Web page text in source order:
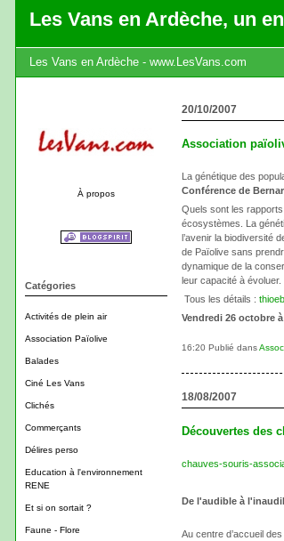
Les Vans en Ardèche, un
Les Vans en Ardèche - www.LesVans.com
À propos
Catégories
Activités de plein air
Association Païolive
Balades
Ciné Les Vans
Clichés
Commerçants
Délires perso
Education à l'environnement
RENE
Et si on sortait ?
Faune - Flore
20/10/2007
Association
La génétique des
Conférence de
Quels sont les
écosystèmes. La
l’avenir la biodiversité
de Païolive sans
dynamique de la
leur capacité à
Tous les détails :
Vendredi 26 octobre
16:20 Publié dans
18/08/2007
Découvertes des
chauves-souris-
De l'audible à
Au centre d’accueil des